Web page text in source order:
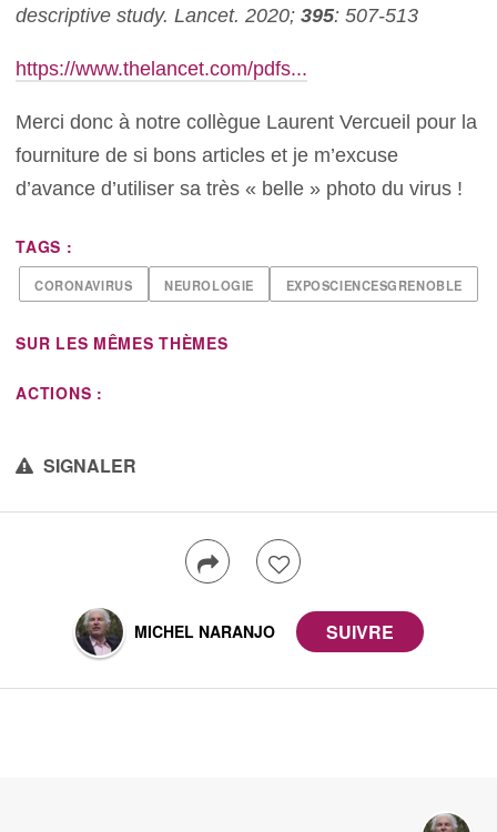
descriptive study.Lancet. 2020;395: 507-513
https://www.thelancet.com/pdfs...
Merci donc à notre collègue Laurent Vercueil pour la
fourniture de si bons articles et je m’excuse
d’avance d’utiliser sa très « belle » photo du virus !
TAGS :
CORONAVIRUS NEUROLOGIE EXPOSCIENCESGRENOBLE
SUR LES MÊMES THÈMES
ACTIONS :
SIGNALER
MICHEL NARANJO